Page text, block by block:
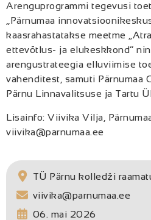
Arenguprogrammi tegevusi
„Pärnumaa
kaasrahastatakse meetme
ettevõtlus- ja elukeskkond”
arengustrateegia elluviimise
vahenditest, samuti Pärnumaa
Pärnu Linnavalitsuse ja Tartu
Lisainfo: Viivika Vilja,
viivika@parnumaa.ee
TÜ Pärnu kolledži
viivika@parnumaa.ee
06. mai 2026